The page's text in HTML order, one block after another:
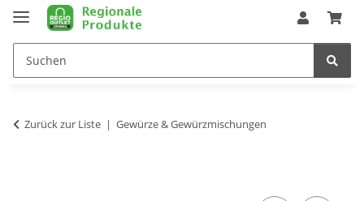
Zurück zur Liste Gewürze & Gewürzmischungen